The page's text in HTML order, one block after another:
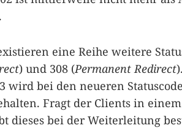
eine Reihe weitere
) und 308 (Permanent Redirect
wird bei den neueren
Fragt der Clients in
dieses bei der Weiterleitung